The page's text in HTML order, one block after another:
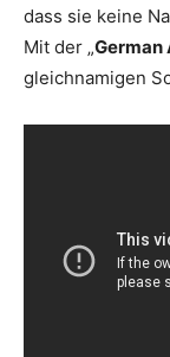
dass sie keine
Mit der „German
gleichnamigen